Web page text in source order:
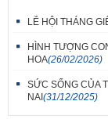
LỄ HỘI THÁNG
HÌNH TƯỢNG
HOA(26/02/2026)
SỨC SỐNG CỦA
NAI(31/12/2025)